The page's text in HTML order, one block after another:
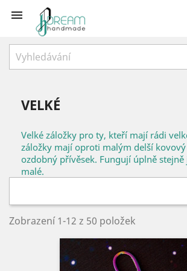

VELKÉ
Velké záložky pro ty, kteří mají rádi
záložky mají oproti malým delší
ozdobný přívěsek. Fungují úplně stejně
malé.
Zobrazení 1-12 z 50 položek